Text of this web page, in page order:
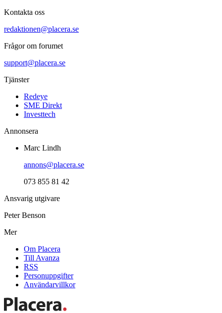
Kontakta oss
redaktionen@placera.se
Frågor om forumet
support@placera.se
Tjänster
Redeye
SME Direkt
Investtech
Annonsera
Marc Lindh
annons@placera.se
073 855 81 42
Ansvarig utgivare
Peter Benson
Mer
Om Placera
Till Avanza
RSS
Personuppgifter
Användarvillkor